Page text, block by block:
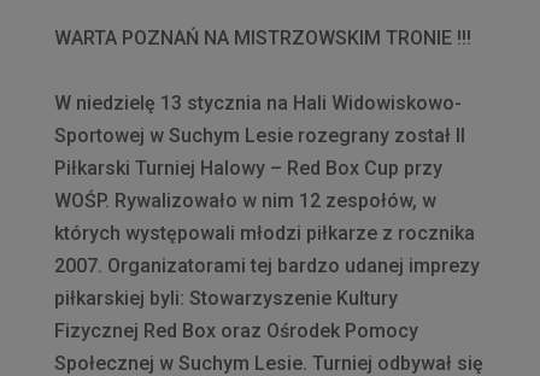
WARTA POZNAŃ NA MISTRZOWSKIM TRONIE !!!
W niedzielę 13 stycznia na Hali Widowiskowo-
Sportowej w Suchym Lesie rozegrany został II
Piłkarski Turniej Halowy – Red Box Cup przy
WOŚP. Rywalizowało w nim 12 zespołów, w
których występowali młodzi piłkarze z rocznika
2007. Organizatorami tej bardzo udanej imprezy
piłkarskiej byli: Stowarzyszenie Kultury
Fizycznej Red Box oraz Ośrodek Pomocy
Społecznej w Suchym Lesie. Turniej odbywał się